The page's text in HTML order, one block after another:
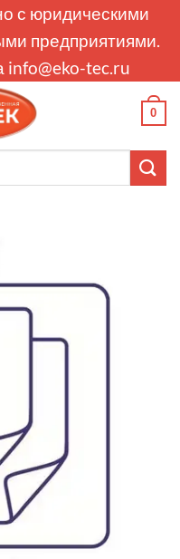
с юридическими
предприятиями.
info@eko-tec.ru
0